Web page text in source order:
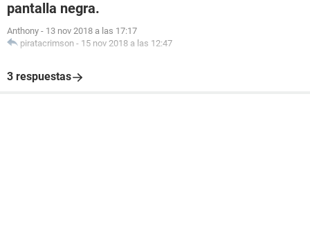
pantalla negra.
Anthony - 13 nov 2018 a las 17:17
piratacrimson - 15 nov 2018 a las 12:47
3 respuestas